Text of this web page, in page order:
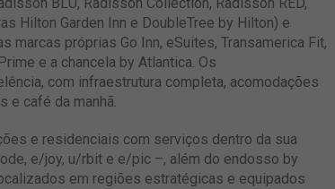
BLU, Radisson Collection, Radisson RED,
Hilton Garden Inn e DoubleTree by Hilton) e
marcas próprias Go Inn, eSuites, Transamerica Fit,
e a chancela by Atlantica. Os
com infraestrutura completa, acomodações
e café da manhã.
e residenciais com serviços dentro da sua
e/joy, u/rbit e e/pic –, além do endosso by
em regiões estratégicas e equipados